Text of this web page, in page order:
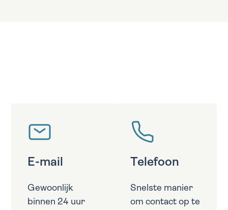
E-mail
Gewoonlijk
binnen 24 uur
Telefoon
Snelste manier
om contact op te